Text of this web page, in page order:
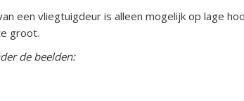
een vliegtuigdeur is alleen mogelijk op lage
groot.
de beelden: